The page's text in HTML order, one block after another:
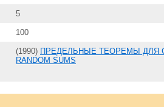
5
100
(1990) ПРЕДЕЛЬНЫЕ ТЕОРЕМЫ ДЛЯ
RANDOM SUMS